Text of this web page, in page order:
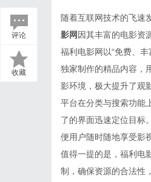
评论
收藏
随着互联网技术的飞速
影网 因其丰富的电影资
福利电影网以“免费、
独家制作的精品内容，
影环境，极大提升了观
平台在分类与搜索功能
了的界面迅速定位目标
便用户随时随地享受影
值得一提的是，福利电
制，确保资源的合法性